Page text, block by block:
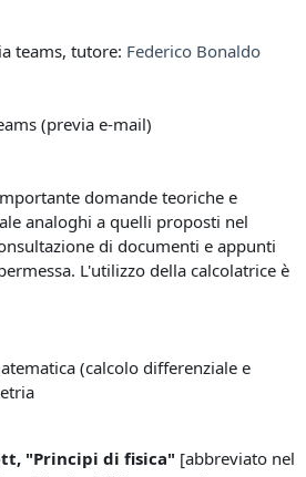
teams, tutore: Federico Bonaldo
(previa e-mail)
domande teoriche e
analoghi a quelli proposti nel
di documenti e appunti
L'utilizzo della calcolatrice è
(calcolo differenziale e
"Principi di fisica" [abbreviato nel